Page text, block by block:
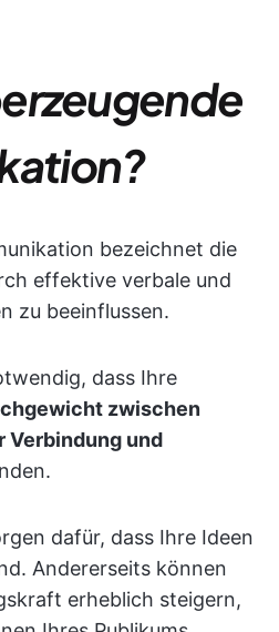
bezeichnet die
effektive verbale und
zu beeinflussen.
dass Ihre
zwischen
Verbindung und
dafür, dass Ihre Ideen
Andererseits können
erheblich steigern,